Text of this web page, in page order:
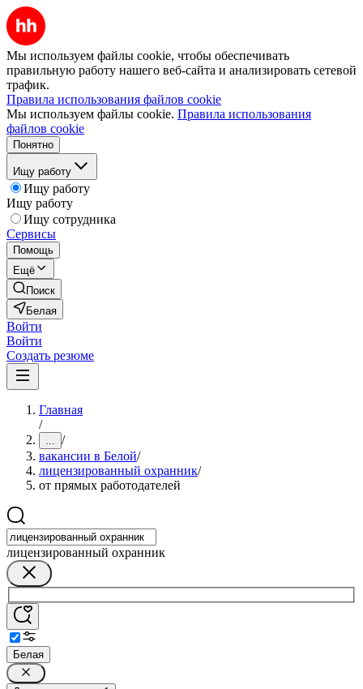
Мы используем файлы cookie, чтобы обеспечивать
правильную работу нашего веб-сайта и анализировать сетевой
трафик.
Правила использования файлов cookie
Мы используем файлы cookie. Правила использования
файлов cookie
Понятно
Ищу работу
Ищу работу
Ищу работу
Ищу сотрудника
Сервисы
Помощь
Ещё
Поиск
Белая
Войти
Войти
Создать резюме
Главная
/
... /
вакансии в Белой/
лицензированный охранник/
от прямых работодателей
лицензированный охранник
Белая